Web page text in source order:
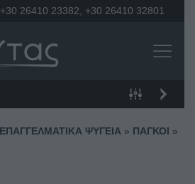
+30 26410 23382 +30 26410 32801
ΕΠΑΓΓΕΛΜΑΤΙΚΑ ΨΥΓΕΙΑ » ΠΑΓΚΟΙ
»